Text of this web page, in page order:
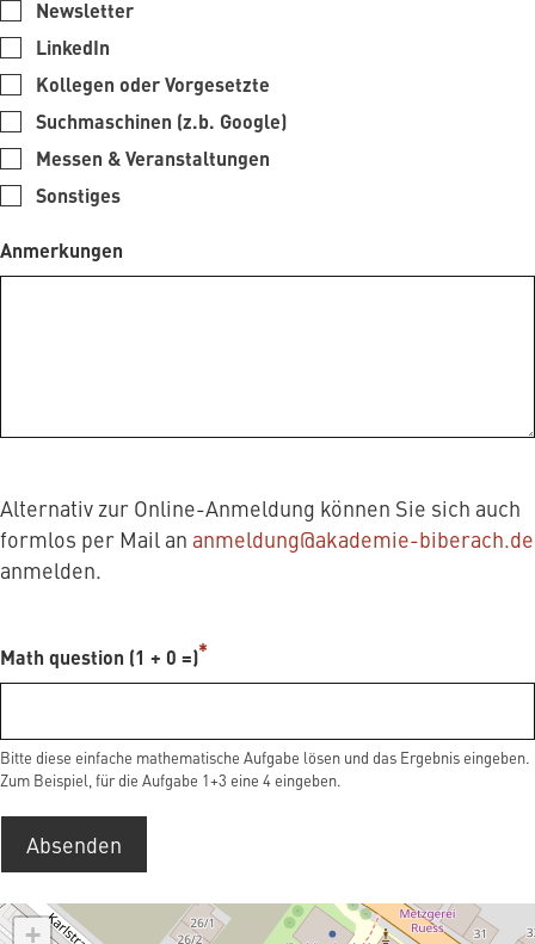
Newsletter
LinkedIn
Kollegen oder Vorgesetzte
Suchmaschinen (z.b. Google)
Messen & Veranstaltungen
Sonstiges
Anmerkungen
Alternativ zur Online-Anmeldung können Sie sich auch
formlos per Mail an anmeldung@akademie-biberach.de
anmelden.
Math question (1 + 0 =)
Bitte diese einfache mathematische Aufgabe lösen und das Ergebnis eingeben.
Zum Beispiel, für die Aufgabe 1+3 eine 4 eingeben.
Absenden
+